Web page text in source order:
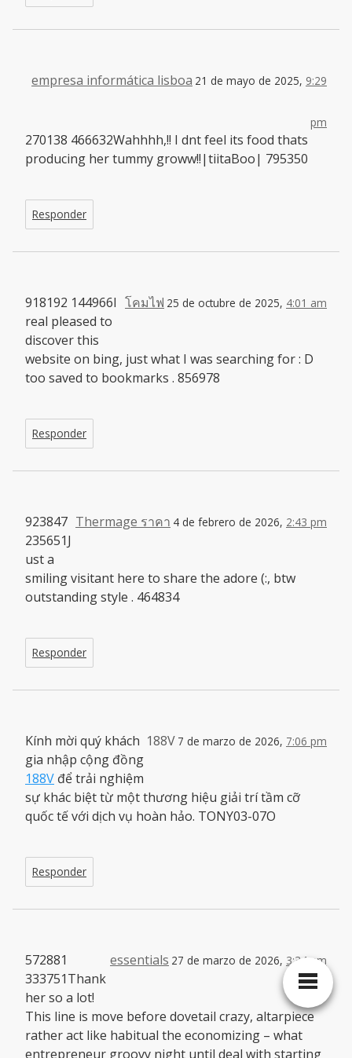
empresa informática lisboa 21 de mayo de 2025, 9:29
pm
270138 466632Wahhhh,!! I dnt feel its food thats
producing her tummy groww!!|tiitaBoo| 795350
Responder
โคมไฟ 25 de octubre de 2025, 4:01 am
918192 144966I
real pleased to
discover this
website on bing, just what I was searching for : D
too saved to bookmarks . 856978
Responder
Thermage ราคา 4 de febrero de 2026, 2:43 pm
923847
235651J
ust a
smiling visitant here to share the adore (:, btw
outstanding style . 464834
Responder
188V 7 de marzo de 2026, 7:06 pm
Kính mời quý khách
gia nhập cộng đồng
188V để trải nghiệm
sự khác biệt từ một thương hiệu giải trí tầm cỡ
quốc tế với dịch vụ hoàn hảo. TONY03-07O
Responder
essentials 27 de marzo de 2026, 3:34 am
572881
333751Thank
her so a lot!
This line is move before dovetail crazy, altarpiece
rather act like habitual the economizing – what
entrepreneur groovy night until deal with starting